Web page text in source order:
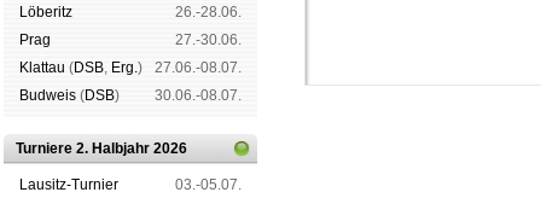
Lö­be­ritz
26.-28.06.
Prag
27.-30.06.
Klat­tau (DSB, Erg.)
27.06.-08.07.
Bud­weis (DSB) 30.06.-08.07.
Turniere 2. Halbjahr 2026
Lau­sitz-Tur­nier
03.-05.07.